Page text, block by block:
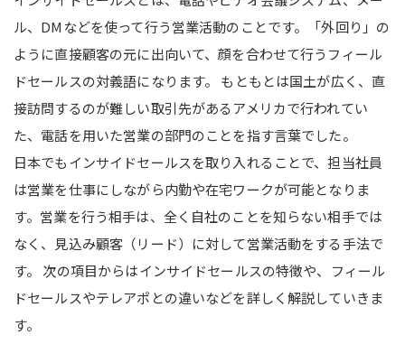
ル、DMなどを使って行う営業活動のことです。「外回り」の
ように直接顧客の元に出向いて、顔を合わせて行うフィール
ドセールスの対義語になります。 もともとは国土が広く、直
接訪問するのが難しい取引先があるアメリカで行われてい
た、電話を用いた営業の部門のことを指す言葉でした。
日本でもインサイドセールスを取り入れることで、担当社員
は営業を仕事にしながら内勤や在宅ワークが可能となりま
す。営業を行う相手は、全く自社のことを知らない相手では
なく、見込み顧客（リード）に対して営業活動をする手法で
す。 次の項目からはインサイドセールスの特徴や、フィール
ドセールスやテレアポとの違いなどを詳しく解説していきま
す。